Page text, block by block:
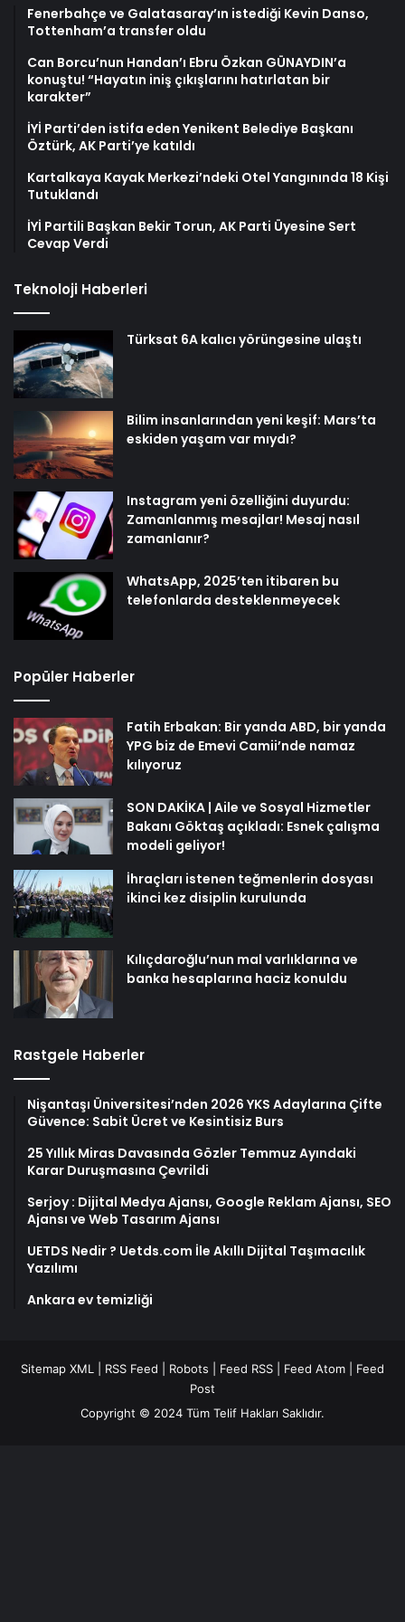
Fenerbahçe ve Galatasaray’ın istediği Kevin Danso,
Tottenham’a transfer oldu
Can Borcu’nun Handan’ı Ebru Özkan GÜNAYDIN’a
konuştu! “Hayatın iniş çıkışlarını hatırlatan bir
karakter”
İYİ Parti’den istifa eden Yenikent Belediye Başkanı
Öztürk, AK Parti’ye katıldı
Kartalkaya Kayak Merkezi’ndeki Otel Yangınında 18 Kişi
Tutuklandı
İYİ Partili Başkan Bekir Torun, AK Parti Üyesine Sert
Cevap Verdi
Teknoloji Haberleri
Türksat 6A kalıcı yörüngesine ulaştı
Bilim insanlarından yeni keşif: Mars’ta
eskiden yaşam var mıydı?
Instagram yeni özelliğini duyurdu:
Zamanlanmış mesajlar! Mesaj nasıl
zamanlanır?
WhatsApp, 2025’ten itibaren bu
telefonlarda desteklenmeyecek
Popüler Haberler
Fatih Erbakan: Bir yanda ABD, bir yanda
YPG biz de Emevi Camii’nde namaz
kılıyoruz
SON DAKİKA | Aile ve Sosyal Hizmetler
Bakanı Göktaş açıkladı: Esnek çalışma
modeli geliyor!
İhraçları istenen teğmenlerin dosyası
ikinci kez disiplin kurulunda
Kılıçdaroğlu’nun mal varlıklarına ve
banka hesaplarına haciz konuldu
Rastgele Haberler
Nişantaşı Üniversitesi’nden 2026 YKS Adaylarına Çifte
Güvence: Sabit Ücret ve Kesintisiz Burs
25 Yıllık Miras Davasında Gözler Temmuz Ayındaki
Karar Duruşmasına Çevrildi
Serjoy : Dijital Medya Ajansı, Google Reklam Ajansı, SEO
Ajansı ve Web Tasarım Ajansı
UETDS Nedir ? Uetds.com İle Akıllı Dijital Taşımacılık
Yazılımı
Ankara ev temizliği
Sitemap XML RSS Feed Robots Feed RSS Feed Atom
Feed
Post
Copyright © 2024 Tüm Telif Hakları Saklıdır.